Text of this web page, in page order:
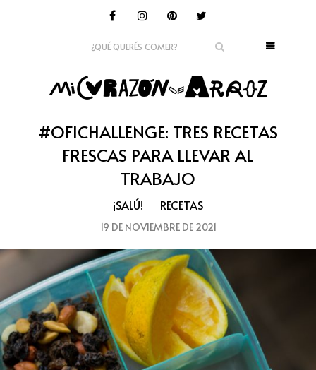
#OFICHALLENGE: TRES RECETAS
FRESCAS PARA LLEVAR AL
TRABAJO
¡SALÚ! RECETAS
19 DE NOVIEMBRE DE 2021